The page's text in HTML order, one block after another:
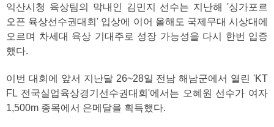
익산시청 육상팀의 막내인 김민지 선수는 지난해 '싱가포르
오픈 육상선수권대회' 입상에 이어 올해도 국제무대 시상대에
오르며 차세대 육상 기대주로 성장 가능성을 다시 한번 입증
했다.
이번 대회에 앞서 지난달 26~28일 전남 해남군에서 열린 'KT
FL 전국실업육상경기선수권대회'에서는 오혜원 선수가 여자
1,500m 종목에서 은메달을 획득했다.